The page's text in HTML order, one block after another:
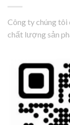
Công ty chúng
chất lượng sản